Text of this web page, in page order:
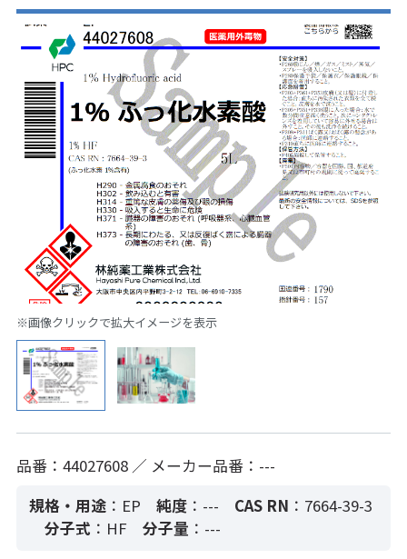
※画像クリックで拡大イメージを表示
品番：44027608 ／ メーカー品番：---
規格・用途 ：EP 純度：--- CAS RN ：7664-39-3
分子式 ：HF 分子量 ：---